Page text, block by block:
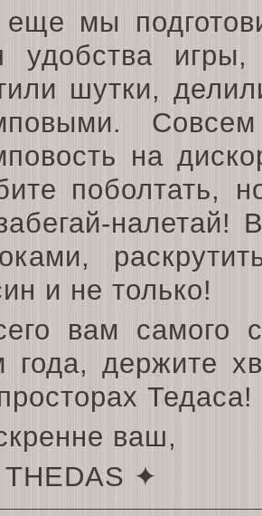
мы
удобства
шутки,
на
поболтать,
налетай!
и не только!
вам самого
года, держите
Тедаса!
ваш,
✦